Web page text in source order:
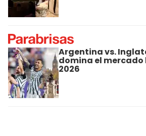
Argentina vs.
domina el
2026